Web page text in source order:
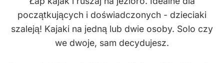
początkujących i doświadczonych - dzieciaki
szaleją! Kajaki na jedną lub dwie osoby. Solo czy
we dwoje, sam decydujesz.